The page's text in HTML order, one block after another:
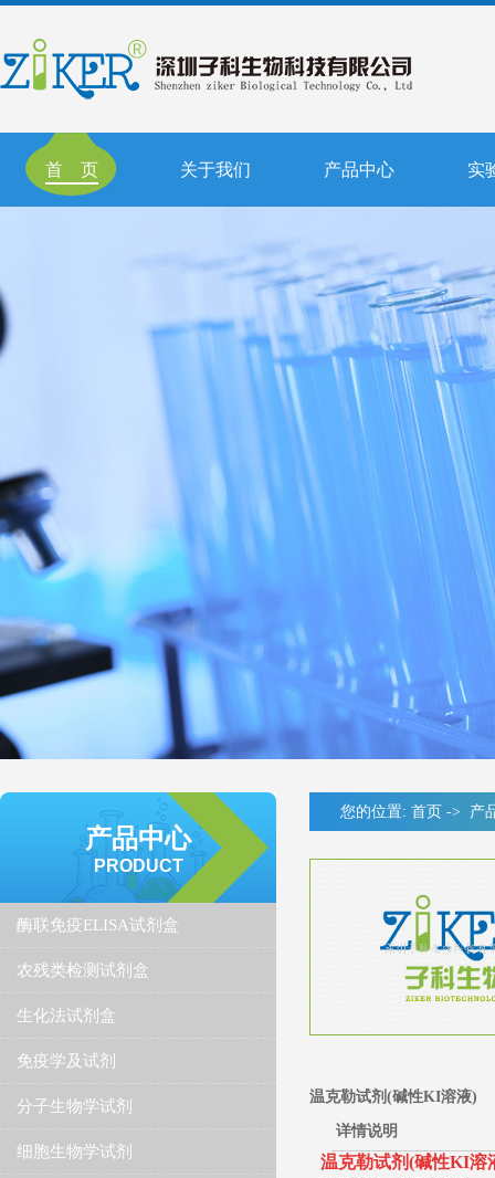
首 页 关于我们 产品中心 实
产品中心
PRODUCT
酶联免疫ELISA试剂盒
农残类检测试剂盒
生化法试剂盒
免疫学及试剂
分子生物学试剂
细胞生物学试剂
您的位置: 首页 -> 产
温克勒试剂(碱性KI溶液)
详情说明
温克勒试剂(碱性KI溶